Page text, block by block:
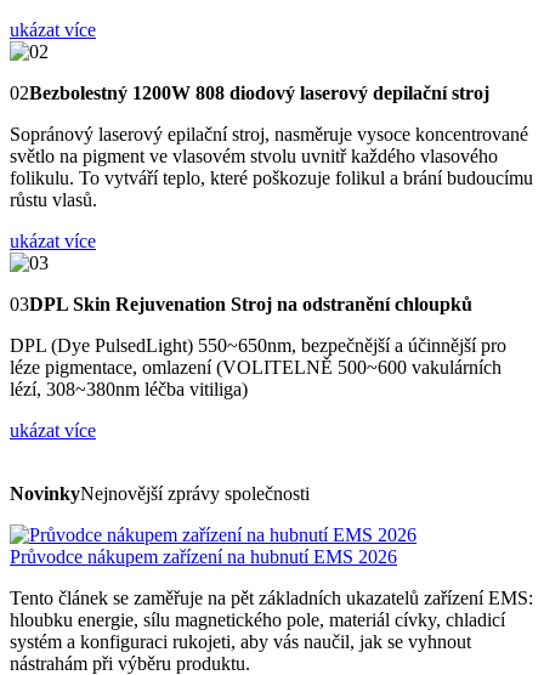
ukázat více
02Bezbolestný 1200W 808 diodový laserový depilační stroj
Sopránový laserový epilační stroj, nasměruje vysoce koncentrované
světlo na pigment ve vlasovém stvolu uvnitř každého vlasového
folikulu. To vytváří teplo, které poškozuje folikul a brání budoucímu
růstu vlasů.
ukázat více
03DPL Skin Rejuvenation Stroj na odstranění chloupků
DPL (Dye PulsedLight) 550~650nm, bezpečnější a účinnější pro
léze pigmentace, omlazení (VOLITELNĚ 500~600 vakulárních
lézí, 308~380nm léčba vitiliga)
ukázat více
NovinkyNejnovější zprávy společnosti
Průvodce nákupem zařízení na hubnutí EMS 2026
Tento článek se zaměřuje na pět základních ukazatelů zařízení EMS:
hloubku energie, sílu magnetického pole, materiál cívky, chladicí
systém a konfiguraci rukojeti, aby vás naučil, jak se vyhnout
nástrahám při výběru produktu.